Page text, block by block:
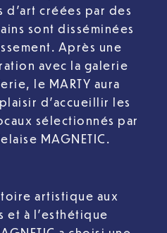
créées par des
sont disséminées
Après une
avec la galerie
le MARTY aura
d’accueillir les
sélectionnés par
MAGNETIC.
artistique aux
et à l’esthétique